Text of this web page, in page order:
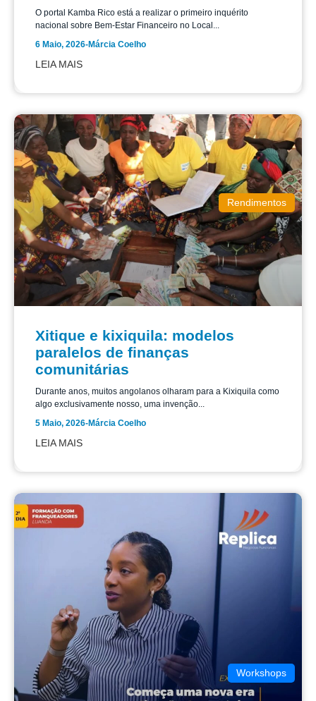
O portal Kamba Rico está a realizar o primeiro inquérito
nacional sobre Bem-Estar Financeiro no Local...
6 Maio, 2026-Márcia Coelho
LEIA MAIS
Rendimentos
Xitique e kixiquila: modelos
paralelos de finanças
comunitárias
Durante anos, muitos angolanos olharam para a Kixiquila como
algo exclusivamente nosso, uma invenção...
5 Maio, 2026-Márcia Coelho
LEIA MAIS
Workshops